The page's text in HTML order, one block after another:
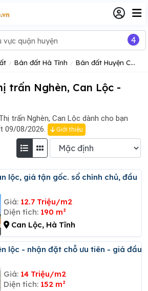
Bán đất Hà Tĩnh Bán đất Huyện Can Lộc, Hà Tĩnh
trấn Nghèn, Can Lộc -
trấn Nghèn, Can Lộc dành cho bạn
09/08/2026.
Giới thiệu
Giá: 12.7 Triệu/m2
Diện tích: 190 m²
Can Lộc, Hà Tĩnh
Giá: 14 Triệu/m2
Diện tích: 152 m²
4